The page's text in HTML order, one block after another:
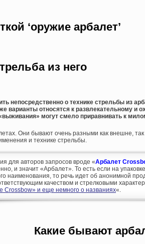
‘оружие арбалет’
из него
непосредственно о технике стрельбы из
варианты относятся к развлекательному и
могут смело приравнивать к
Они бывают очень разными как внешне,
и технике стрельбы.
для авторов запросов вроде «Арбалет
и значит «Арбалет». То есть если на
наименования, то речь идет об анонимной
качеством и стрелковыми
Crossbow» и еще немного о названиях«.
Какие бывают